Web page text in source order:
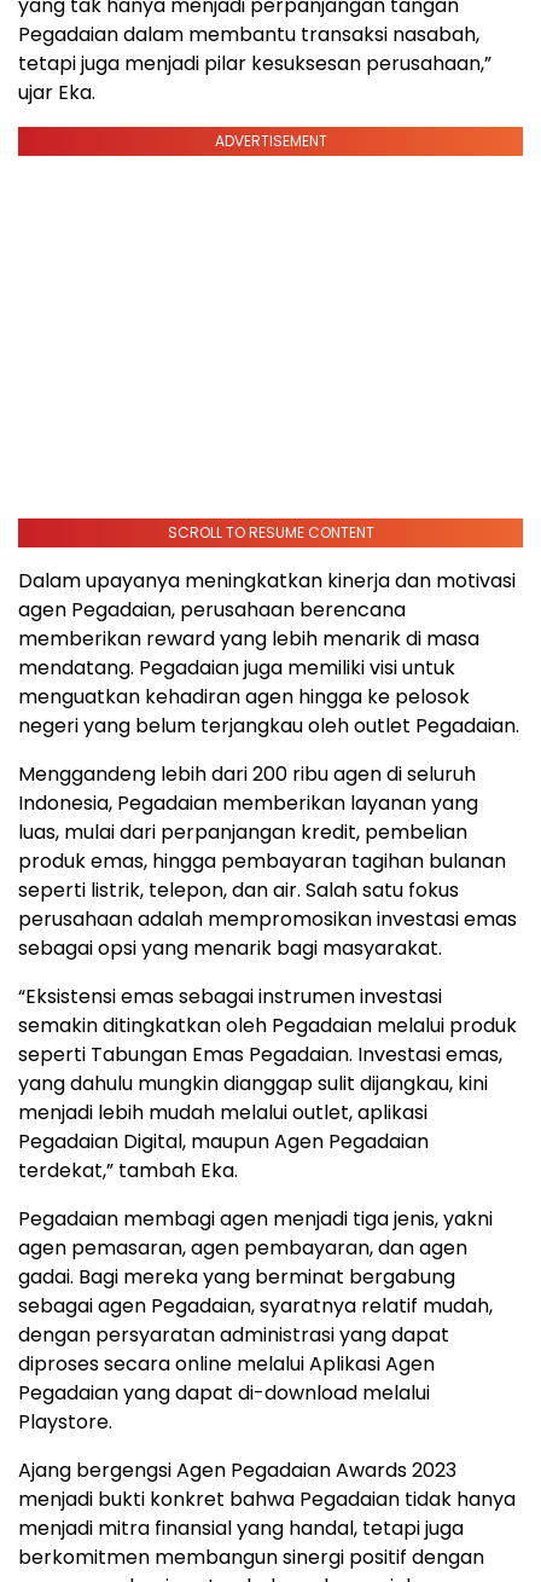
Pegadaian dalam membantu transaksi nasabah,
tetapi juga menjadi pilar kesuksesan perusahaan,”
ujar Eka.
ADVERTISEMENT
SCROLL TO RESUME CONTENT
Dalam upayanya meningkatkan kinerja dan motivasi
agen Pegadaian, perusahaan berencana
memberikan reward yang lebih menarik di masa
mendatang. Pegadaian juga memiliki visi untuk
menguatkan kehadiran agen hingga ke pelosok
negeri yang belum terjangkau oleh outlet Pegadaian.
Menggandeng lebih dari 200 ribu agen di seluruh
Indonesia, Pegadaian memberikan layanan yang
luas, mulai dari perpanjangan kredit, pembelian
produk emas, hingga pembayaran tagihan bulanan
seperti listrik, telepon, dan air. Salah satu fokus
perusahaan adalah mempromosikan investasi emas
sebagai opsi yang menarik bagi masyarakat.
“Eksistensi emas sebagai instrumen investasi
semakin ditingkatkan oleh Pegadaian melalui produk
seperti Tabungan Emas Pegadaian. Investasi emas,
yang dahulu mungkin dianggap sulit dijangkau, kini
menjadi lebih mudah melalui outlet, aplikasi
Pegadaian Digital, maupun Agen Pegadaian
terdekat,” tambah Eka.
Pegadaian membagi agen menjadi tiga jenis, yakni
agen pemasaran, agen pembayaran, dan agen
gadai. Bagi mereka yang berminat bergabung
sebagai agen Pegadaian, syaratnya relatif mudah,
dengan persyaratan administrasi yang dapat
diproses secara online melalui Aplikasi Agen
Pegadaian yang dapat di-download melalui
Playstore.
Ajang bergengsi Agen Pegadaian Awards 2023
menjadi bukti konkret bahwa Pegadaian tidak hanya
menjadi mitra finansial yang handal, tetapi juga
berkomitmen membangun sinergi positif dengan